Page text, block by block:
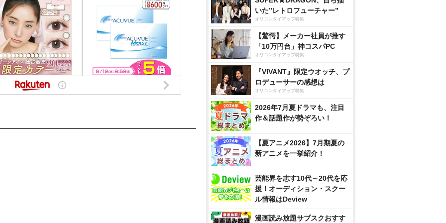
いた”レトロフューチャー”
オリコンタイアップ特集
【驚愕】メーカー社員が推す
「10万円台」神コスパPC
オリコンタイアップ特集
『VIVANT』限定ウオッチ、プ
ロデューサーの感想は
オリコンタイアップ特集
2026年7月夏ドラマも、注目
作＆話題作が勢ぞろい！
【夏アニメ2026】7月期夏の
新アニメを一挙紹介！
芸能界を志す10代～20代を応
援！オーディション・スクー
ル情報はDeview
漫画読み放題サブスクおすす